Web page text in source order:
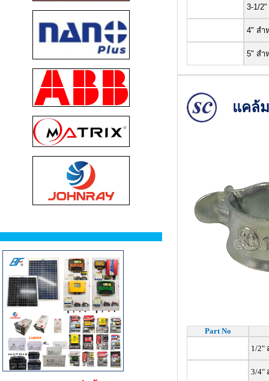
3-1/
4" ส
5" ส
แคล้
Part No
1/2"
3/4"